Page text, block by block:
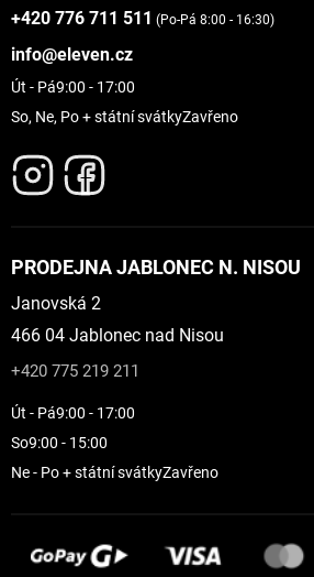
+420 776 711 511 (Po-Pá 8:00 - 16:30)
info@eleven.cz
Út - Pá9:00 - 17:00
So, Ne, Po + státní svátkyZavřeno
PRODEJNA JABLONEC N. NISOU
Janovská 2
466 04 Jablonec nad Nisou
+420 775 219 211
Út - Pá9:00 - 17:00
So9:00 - 15:00
Ne - Po + státní svátkyZavřeno